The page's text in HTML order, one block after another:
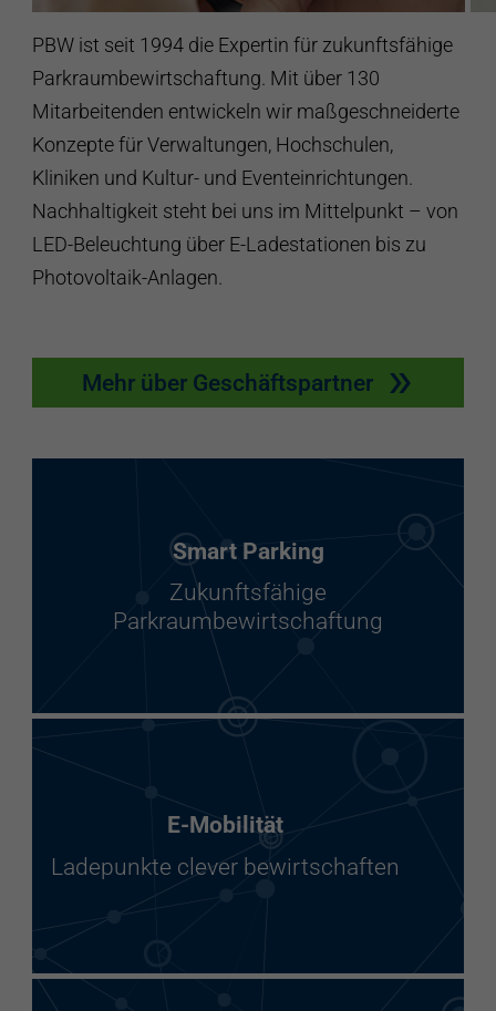
PBW ist seit 1994 die Expertin für zukunftsfähige
Parkraumbewirtschaftung. Mit über 130
Mitarbeitenden entwickeln wir maßgeschneiderte
Konzepte für Verwaltungen, Hochschulen,
Kliniken und Kultur- und Eventeinrichtungen.
Nachhaltigkeit steht bei uns im Mittelpunkt – von
LED-Beleuchtung über E-Ladestationen bis zu
Photovoltaik-Anlagen.
Mehr über Geschäftspartner
Smart Parking
Zukunftsfähige
Parkraumbewirtschaftung
E-Mobilität
Ladepunkte clever bewirtschaften